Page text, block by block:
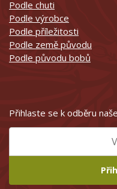
Podle chuti
Podle výrobce
Podle příležitosti
Podle země původu
Podle původu bobů
Přihlaste se k odběru